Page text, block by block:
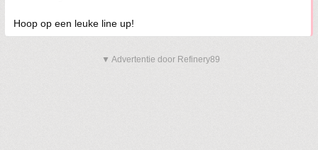
Hoop op een leuke line up!
▼ Advertentie door Refinery89